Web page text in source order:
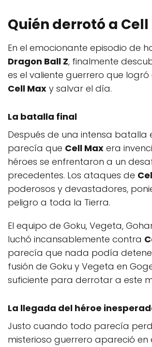
Quién derrotó a Cell
En el emocionante episodio de
Dragon Ball Z, finalmente
es el valiente guerrero que
Cell Max y salvar el día.
La batalla final
Después de una intensa batalla
parecía que Cell Max era
héroes se enfrentaron a un
precedentes. Los ataques de
poderosos y devastadores,
peligro a toda la Tierra.
El equipo de Goku, Vegeta,
luchó incansablemente contra
parecía que nada podía
fusión de Goku y Vegeta en
suficiente para derrotar a este
La llegada del héroe
Justo cuando todo parecía
misterioso guerrero apareció en